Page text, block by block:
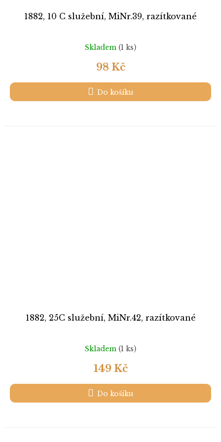
1882, 10 C služební, MiNr.39, razítkované
Skladem (1 ks)
98 Kč
Do košíku
1882, 25C služební, MiNr.42, razítkované
Skladem (1 ks)
149 Kč
Do košíku